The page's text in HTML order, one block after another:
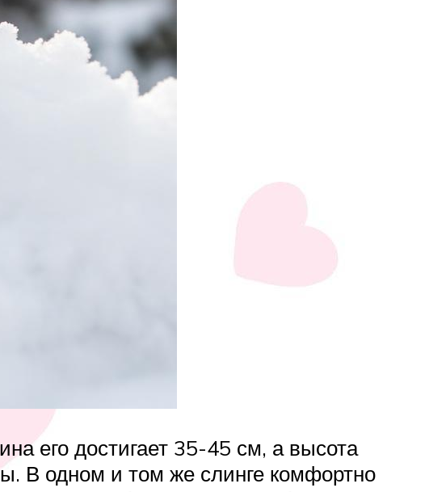
его достигает 35-45 см, а высота
В одном и том же слинге комфортно